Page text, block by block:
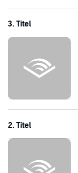
3. Titel
2. Titel